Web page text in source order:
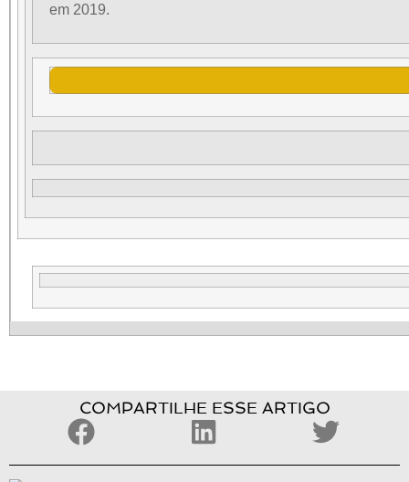
em 2019.
COMPARTILHE ESSE ARTIGO